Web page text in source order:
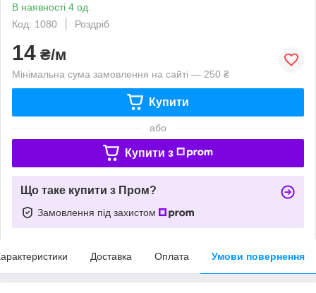
В наявності 4 од.
Код: 1080
Роздріб
14 ₴/м
Мінімальна сума замовлення на сайті — 250 ₴
Купити
або
Купити з
Що таке купити з Пром?
Замовлення під захистом
Доставка Оплата Умови повернення